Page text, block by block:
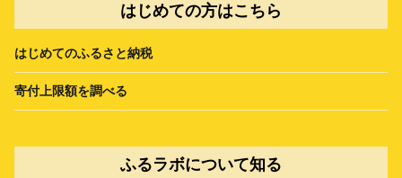
はじめての方はこちら
はじめてのふるさと納税
寄付上限額を調べる
ふるラボについて知る